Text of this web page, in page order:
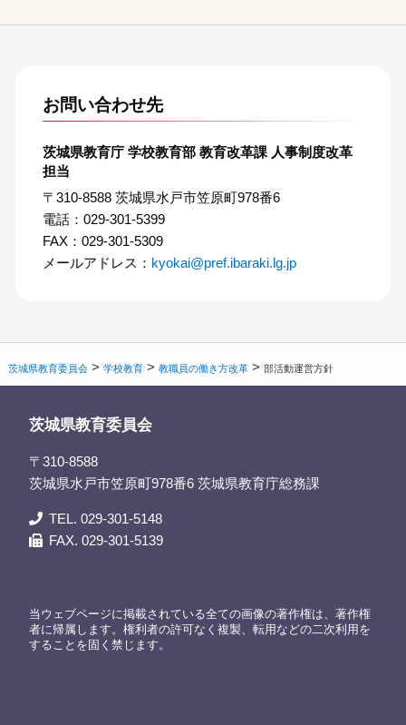
お問い合わせ先
茨城県教育庁 学校教育部 教育改革課 人事制度改革
担当
〒310-8588 茨城県水戸市笠原町978番6
電話：029-301-5399
FAX：029-301-5309
メールアドレス： kyokai@pref.ibaraki.lg.jp
茨城県教育委員会 >学校教育 >教職員の働き方改革 >部活動運営方針
茨城県教育委員会
〒310-8588
茨城県水戸市笠原町978番6 茨城県教育庁総務課
TEL. 029-301-5148
FAX. 029-301-5139
当ウェブページに掲載されている全ての画像の著作権は、著作権
者に帰属します。権利者の許可なく複製、転用などの二次利用を
することを固く禁じます。